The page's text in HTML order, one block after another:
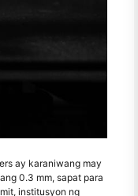
ay karaniwang may
0.3 mm, sapat para
institusyon ng